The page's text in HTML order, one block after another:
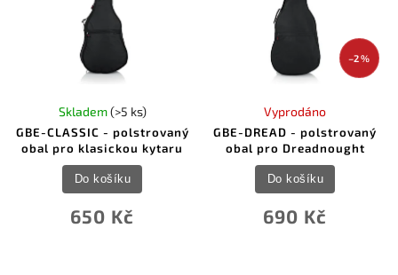
GBE-CLASSIC - polstrovaný
obal pro klasickou kytaru
Skladem(>5 ks)
650 Kč
Do košíku
–2 %
GBE-DREAD - polstrovaný
obal pro Dreadnought
Vyprodáno
690 Kč
Do košíku